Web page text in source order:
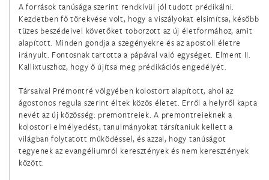
február 8.
Emiliáni Szent Jeromos hitvalló
február 10.
február 11.
A Lourdes-i Boldogságos Szűz Mária
február 14.
A források tanúsága szerint rendkívül jól tudott prédikálni.
Kezdetben fő törekvése volt, hogy a viszályokat elsimítsa, később
tüzes beszédeivel követőket toborzott az új életformához, amit
alapított. Minden gondja a szegényekre és az apostoli életre
irányult. Fontosnak tartotta a pápával való egységet. Elment II.
Kallixtuszhoz, hogy ő újítsa meg prédikációs engedélyét.
Társaival Prémontré völgyében kolostort alapított, ahol az
ágostonos regula szerint éltek közös életet. Erről a helyről kapta
nevét az új közösség: premontreiek. A premontreieknek a
kolostori elmélyedést, tanulmányokat társítaniuk kellett a
világban folytatott működéssel, és azzal, hogy tanúságot
tegyenek az evangéliumról keresztények és nem keresztények
között.